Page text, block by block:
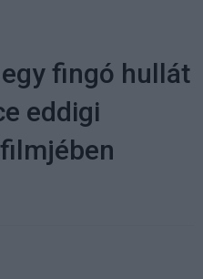
fingó hullát
eddigi